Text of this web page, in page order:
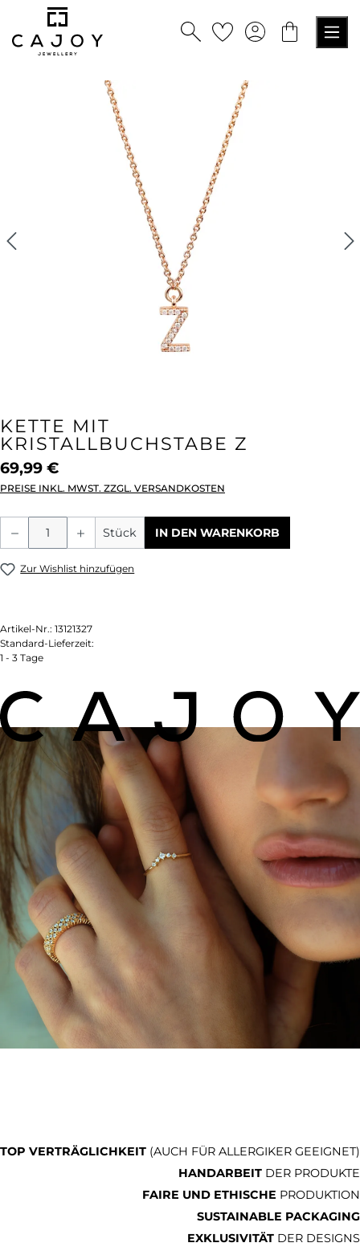
springen
KETTE MIT
KRISTALLBUCHSTABE Z
69,99 €
PREISE INKL. MWST. ZZGL. VERSANDKOSTEN
Produkt Anzahl: Gib den gewünschten
Stück IN DEN WARENKORB
Zur Wishlist hinzufügen
Artikel-Nr.: 13121327
Standard-Lieferzeit:
1 - 3 Tage
TOP VERTRÄGLICHKEIT (AUCH FÜR ALLERGIKER GEEIGNET)
HANDARBEIT DER PRODUKTE
FAIRE UND ETHISCHE PRODUKTION
SUSTAINABLE PACKAGING
EXKLUSIVITÄT DER DESIGNS